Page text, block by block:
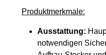
Produktmerkmale:
Ausstattung:
notwendigen